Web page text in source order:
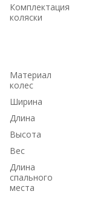
Комплектация
коляски
Материал
колес
Ширина
Длина
Высота
Вес
Длина
спального
места